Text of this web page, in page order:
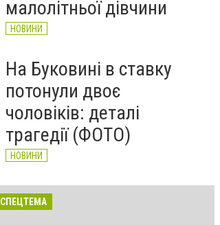
малолітньої дівчини
НОВИНИ
На Буковині в ставку
потонули двоє
чоловіків: деталі
трагедії (ФОТО)
НОВИНИ
СПЕЦТЕМА